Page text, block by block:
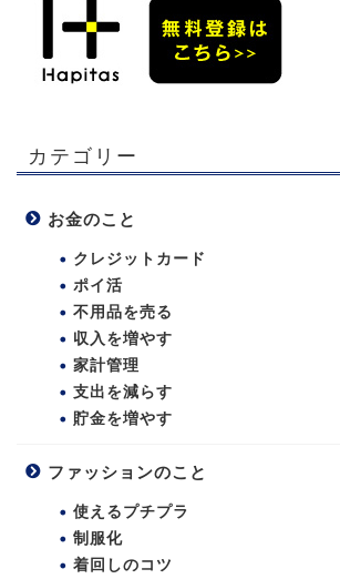
カテゴリー
お金のこと
クレジットカード
ポイ活
不用品を売る
収入を増やす
家計管理
支出を減らす
貯金を増やす
ファッションのこと
使えるプチプラ
制服化
着回しのコツ